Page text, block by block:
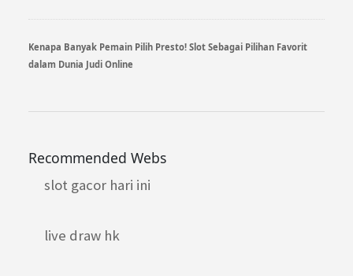
Kenapa Banyak Pemain Pilih Presto! Slot Sebagai Pilihan Favorit
dalam Dunia Judi Online
Recommended Webs
slot gacor hari ini
live draw hk